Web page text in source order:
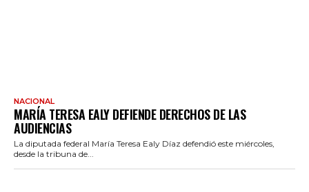
NACIONAL
MARÍA TERESA EALY DEFIENDE DERECHOS DE LAS
AUDIENCIAS
La diputada federal María Teresa Ealy Díaz defendió este miércoles,
desde la tribuna de...